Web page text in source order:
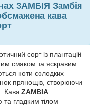
ЗАМБІЯ Замбія
кава
сорт із плантацій
смаком та яскравим
ноти солодких
прянощів, створюючи
Кава ZAMBIA
та гладким тілом,